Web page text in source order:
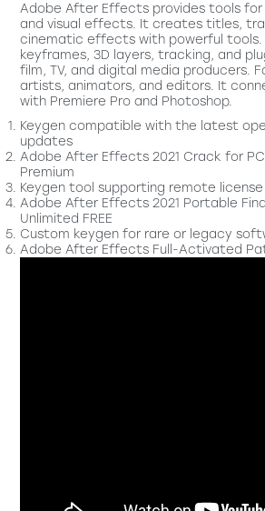
Adobe After Effects provides tools
and visual effects. It creates titles,
cinematic effects with powerful tools.
keyframes, 3D layers, tracking, and
film, TV, and digital media producers.
artists, animators, and editors. It
with Premiere Pro and Photoshop.
Keygen compatible with the latest
updates
Adobe After Effects 2021 Crack for
Premium
Keygen tool supporting remote
Adobe After Effects 2021 Portable
Unlimited FREE
Custom keygen for rare or legacy
Adobe After Effects Full-Activated